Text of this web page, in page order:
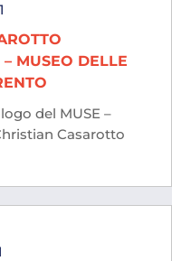
MUSEO DELLE
del MUSE –
Casarotto